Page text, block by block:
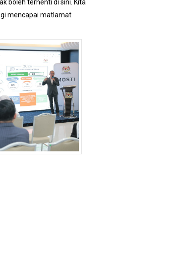
boleh terhenti di sini. Kita
mencapai matlamat